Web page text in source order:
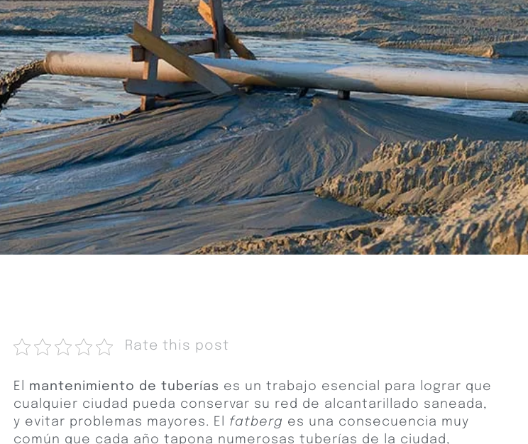
Rate this post
El mantenimiento de tuberías es un trabajo esencial para lograr que
cualquier ciudad pueda conservar su red de alcantarillado saneada,
y evitar problemas mayores. El fatberg es una consecuencia muy
común que cada año tapona numerosas tuberías de la ciudad,